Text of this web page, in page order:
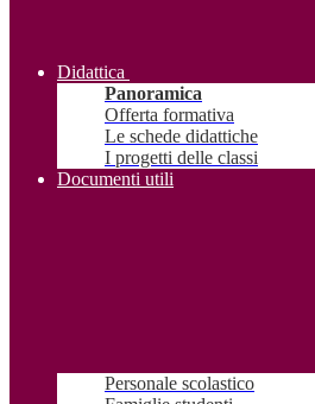
Didattica
Panoramica
Offerta formativa
Le schede didattiche
I progetti delle classi
Documenti utili
Personale scolastico